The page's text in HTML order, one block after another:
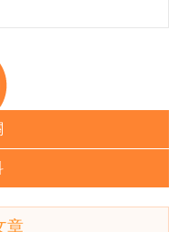
章